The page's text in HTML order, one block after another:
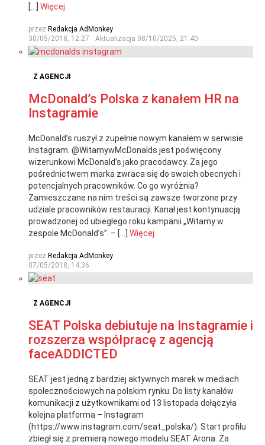
[…] Więcej
przez Redakcja AdMonkey
30/05/2018, 12:27
Aktualizacja 08/10/2025, 21:40
Z AGENCJI
McDonald’s Polska z kanałem HR na
Instagramie
McDonald’s ruszył z zupełnie nowym kanałem w serwisie
Instagram. @WitamywMcDonalds jest poświęcony
wizerunkowi McDonald’s jako pracodawcy. Za jego
pośrednictwem marka zwraca się do swoich obecnych i
potencjalnych pracowników. Co go wyróżnia?
Zamieszczane na nim treści są zawsze tworzone przy
udziale pracowników restauracji. Kanał jest kontynuacją
prowadzonej od ubiegłego roku kampanii „Witamy w
zespole McDonald’s”. – […] Więcej
przez Redakcja AdMonkey
07/05/2018, 14:36
Z AGENCJI
SEAT Polska debiutuje na Instagramie i
rozszerza współpracę z agencją
faceADDICTED
SEAT jest jedną z bardziej aktywnych marek w mediach
społecznościowych na polskim rynku. Do listy kanałów
komunikacji z użytkownikami od 13 listopada dołączyła
kolejna platforma – Instagram
(https://www.instagram.com/seat_polska/). Start profilu
zbiegł się z premierą nowego modelu SEAT Arona. Za